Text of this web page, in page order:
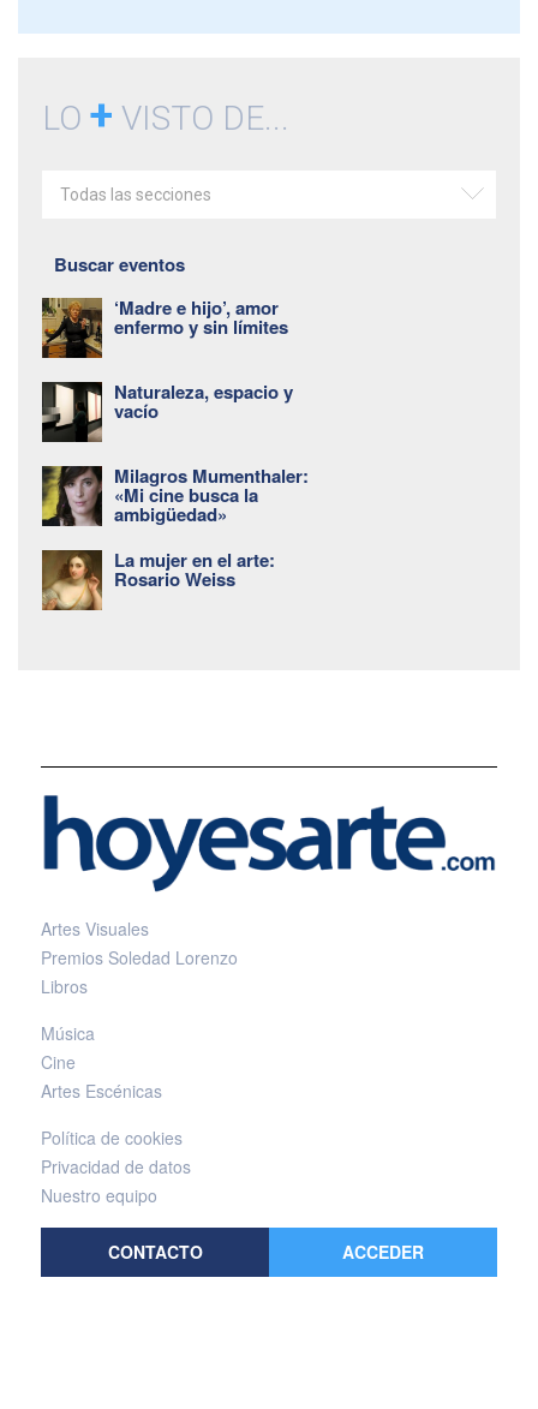
LO + VISTO DE...
Todas las secciones
Buscar eventos
‘Madre e hijo’, amor
enfermo y sin límites
Naturaleza, espacio y
vacío
Milagros Mumenthaler:
«Mi cine busca la
ambigüedad»
La mujer en el arte:
Rosario Weiss
Artes Visuales
Premios Soledad Lorenzo
Libros
Música
Cine
Artes Escénicas
Política de cookies
Privacidad de datos
Nuestro equipo
CONTACTO ACCEDER